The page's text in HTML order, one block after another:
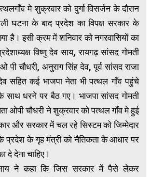
मे शुक्रवार को दुर्गा विसर्जन के दौरान
घटना के बाद प्रदेश का विपक्ष सरकार के
है। इसी क्रम में शनिवार को नगरवासियों का
विष्णु देव साय, रायगढ़ सांसद गोमती
पी चौधरी, अनुराग सिंह देव, पूर्व सांसद राजा
सहित कई भाजपा नेता भी पत्थल गाँव पहुंचे
साथ धरने पर बैठ गए। भाजपा सांसद गोमती
ओपी चौधरी ने शुक्रवार को पत्थल गाँव मे हुई
और सरकार में चल रहे सिस्टम को जिम्मेदार
प्रदेश के गृह मंत्री को नैतिकता के आधार पर
दे देना चाहिए।
साय ने कहा कि जिस सरकार में पैसे लेकर